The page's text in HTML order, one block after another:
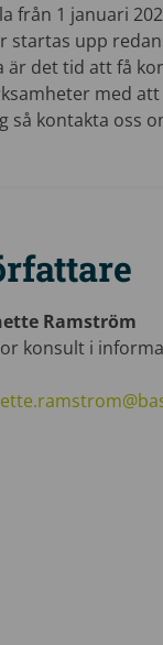
från 1 januari
upp
det tid att få
med
kontakta oss
Ramström
konsult i